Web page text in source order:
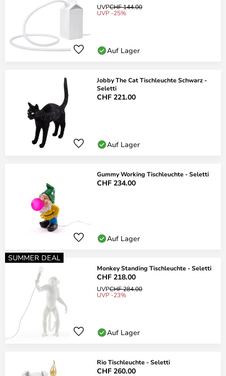
UVPCHF 144.00
UVP -25%
Auf Lager
Jobby The Cat Tischleuchte Schwarz -
Seletti
CHF 221.00
Auf Lager
Gummy Working Tischleuchte - Seletti
CHF 234.00
Auf Lager
SUMMER DEAL
Monkey Standing Tischleuchte - Seletti
CHF 218.00
UVPCHF 284.00
UVP -23%
Auf Lager
Rio Tischleuchte - Seletti
CHF 260.00